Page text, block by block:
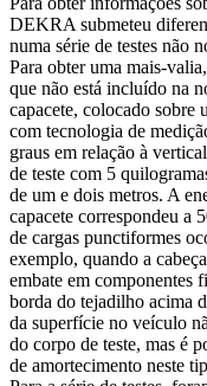
DEKRA submeteu
numa série de testes não
Para obter uma mais-
que não está incluído na
capacete, colocado sobre
com tecnologia de
graus em relação à
de teste com 5
de um e dois metros. A
capacete correspondeu a
de cargas punctiformes
exemplo, quando a
embate em componentes
borda do tejadilho acima
da superfície no veículo
do corpo de teste, mas é
de amortecimento neste